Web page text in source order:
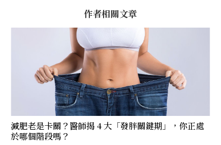
作者相關文章
減肥老是卡關？醫師揭 4 大「發胖關鍵期」，你正處
於哪個階段嗎？